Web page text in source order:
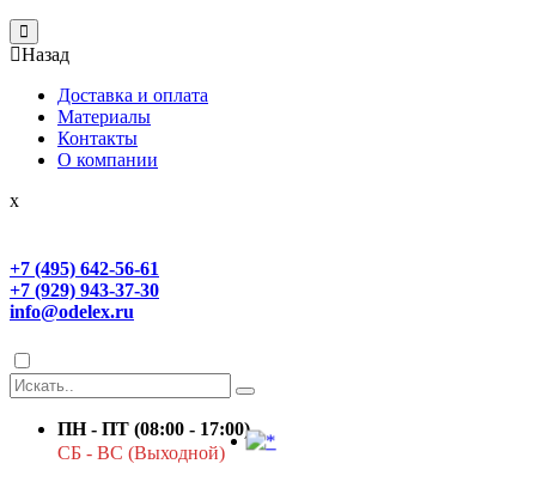
Close
Назад
Доставка и оплата
Материалы
Контакты
О компании
x
+7 (495) 642-56-61
+7 (929) 943-37-30
info@odelex.ru
ПН - ПТ (08:00 - 17:00)
СБ - ВС (Выходной)